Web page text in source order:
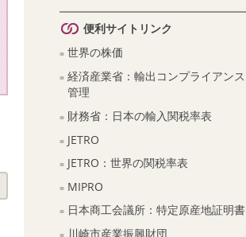
便利サイトリンク
世界の株価
経済産業省：輸出コンプライアンス
管理
財務省：日本の輸入関税率表
JETRO
JETRO：世界の関税率表
MIPRO
日本商工会議所：特定原産地証明書
川崎市産業振興財団